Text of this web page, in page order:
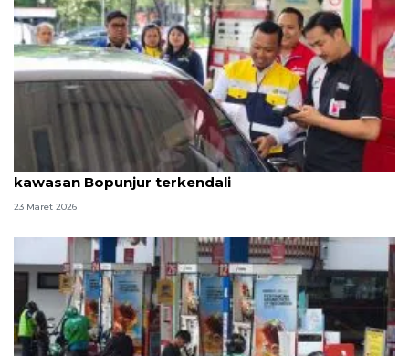
Libur Lebaran, BPH Migas: Pasokan BBM di
kawasan Bopunjur terkendali
23 Maret 2026